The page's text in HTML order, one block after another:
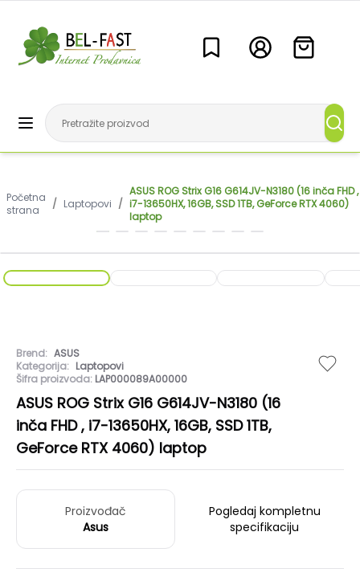
Početna
strana
/ Laptopovi /
ASUS ROG Strix G16 G614JV-N3180 (16 inča FHD ,
i7-13650HX, 16GB, SSD 1TB, GeForce RTX 4060)
laptop
Brend: ASUS
Kategorija: Laptopovi
Šifra proizvoda: LAP000089A00000
ASUS ROG Strix G16 G614JV-N3180 (16
inča FHD , i7-13650HX, 16GB, SSD 1TB,
GeForce RTX 4060) laptop
Proizvođač
Asus
Pogledaj kompletnu
specifikaciju